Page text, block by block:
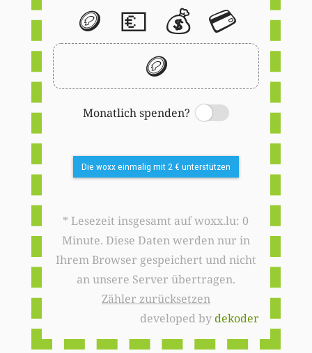
🪙 💶 💰 💳
🪙
Monatlich spenden?
Switch
Die woxx einmalig mit 2 € unterstützen
* Lesezeit insgesamt auf woxx.lu: 0
Minute. Diese Daten werden nur in
Ihrem Browser gespeichert und nicht
an unsere Server übertragen.
Zähler zurücksetzen
developed bydekoder